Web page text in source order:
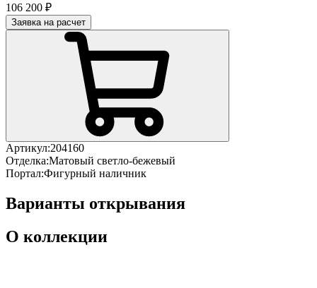
106 200 ₽
Заявка на расчет
Артикул:204160
Отделка:Матовый светло-бежевый
Портал:Фигурный наличник
Варианты открывания
О коллекции